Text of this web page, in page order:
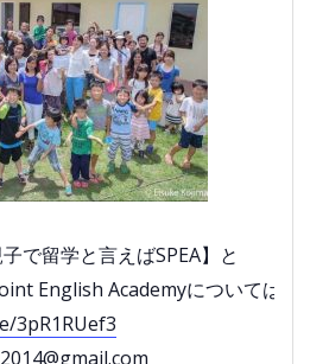
で留学と言えばSPEA】と
English Academyについてはこち
3pR1RUef3